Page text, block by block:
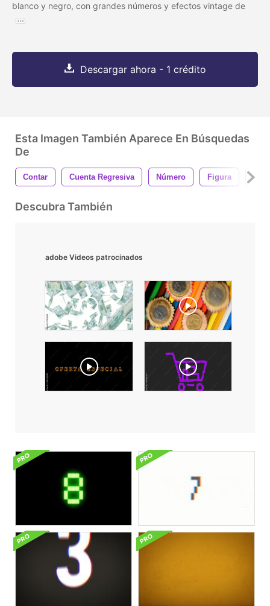
blanco y negro, con grandes números y efectos vintage de
Descargar ahora - 1 crédito
Esta Imagen También Aparece En Búsquedas
De
Contar Cuenta Regresiva Número Figura
Descubra También
adobe Videos patrocinados